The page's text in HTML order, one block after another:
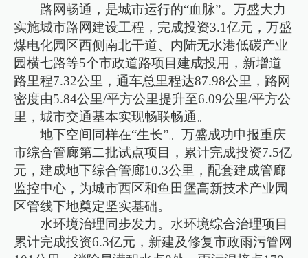
路网畅通，是城市运行的“血脉”。万盛大力
实施城市路网建设工程，完成投资3.1亿元，万盛
煤电化园区西侧南北干道、内陆无水港低碳产业
园横七路等5个市政道路项目建成投用，新增道
路里程7.32公里，通车总里程达87.98公里，路网
密度由5.84公里/平方公里提升至6.09公里/平方公
里，城市交通基本实现畅联畅通。
地下空间同样在“生长”。万盛成功申报重庆
市综合管廊第二批试点项目，累计完成投资7.5亿
元，建成地下综合管廊10.3公里，配套建成管廊
监控中心，为城市西区和鱼田堡高新技术产业园
区管线下地奠定坚实基础。
水环境治理同步发力。水环境综合治理项目
累计完成投资6.3亿元，新建及修复市政雨污管网